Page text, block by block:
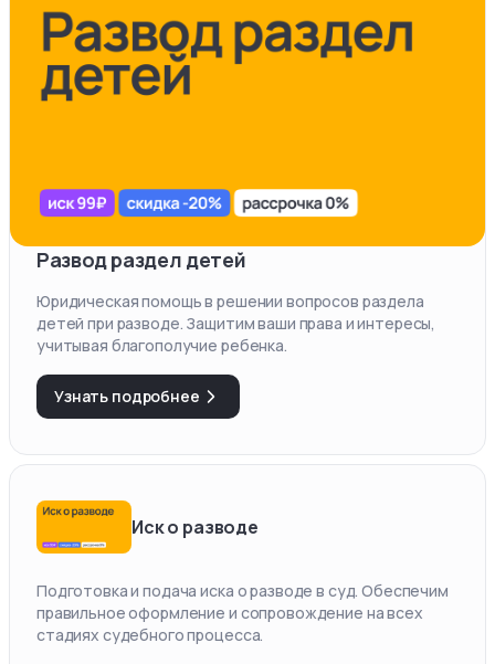
Развод раздел детей
Юридическая помощь в решении вопросов раздела
детей при разводе. Защитим ваши права и интересы,
учитывая благополучие ребенка.
Узнать подробнее
Иск о разводе
Подготовка и подача иска о разводе в суд. Обеспечим
правильное оформление и сопровождение на всех
стадиях судебного процесса.